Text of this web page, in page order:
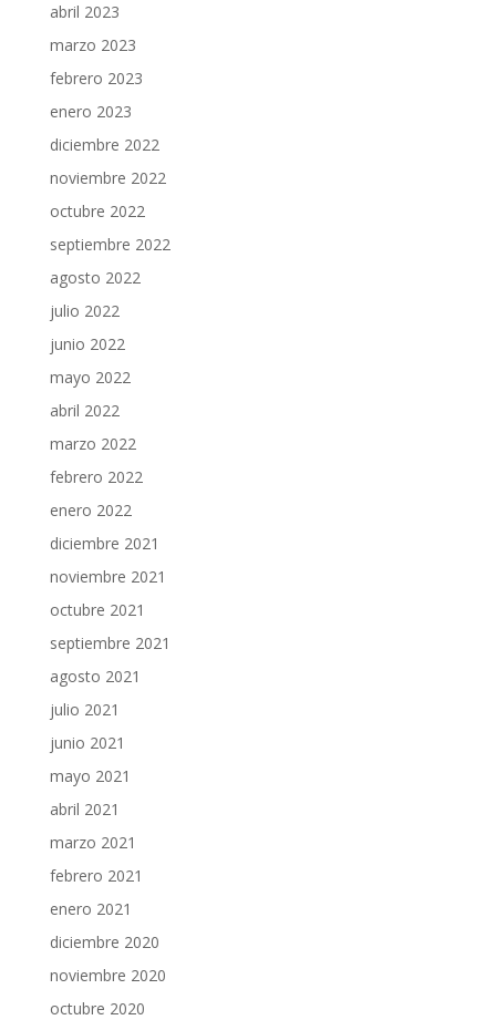
abril 2023
marzo 2023
febrero 2023
enero 2023
diciembre 2022
noviembre 2022
octubre 2022
septiembre 2022
agosto 2022
julio 2022
junio 2022
mayo 2022
abril 2022
marzo 2022
febrero 2022
enero 2022
diciembre 2021
noviembre 2021
octubre 2021
septiembre 2021
agosto 2021
julio 2021
junio 2021
mayo 2021
abril 2021
marzo 2021
febrero 2021
enero 2021
diciembre 2020
noviembre 2020
octubre 2020